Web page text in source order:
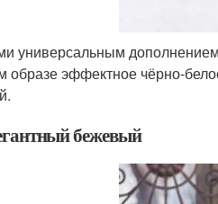
универсальным дополнением
образе эффектное чёрно-
бежевый